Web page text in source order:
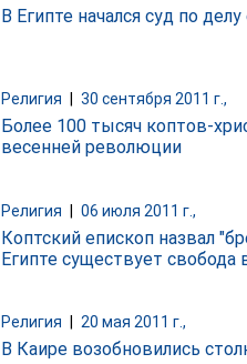
В Египте начался суд по
Религия 30 сентября 2011 г.,
Более 100 тысяч коптов-
весенней революции
Религия | 06 июля 2011 г.,
Коптский епископ назвал
Египте существует свобода
Религия 20 мая 2011 г.,
В Каире возобновились